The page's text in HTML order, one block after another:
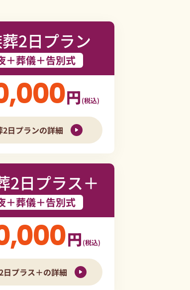
2日プラン
＋葬儀＋告別式
円 (税込)
2日プランの詳細
2日プラス＋
＋葬儀＋告別式
円 (税込)
日プラス＋の詳細